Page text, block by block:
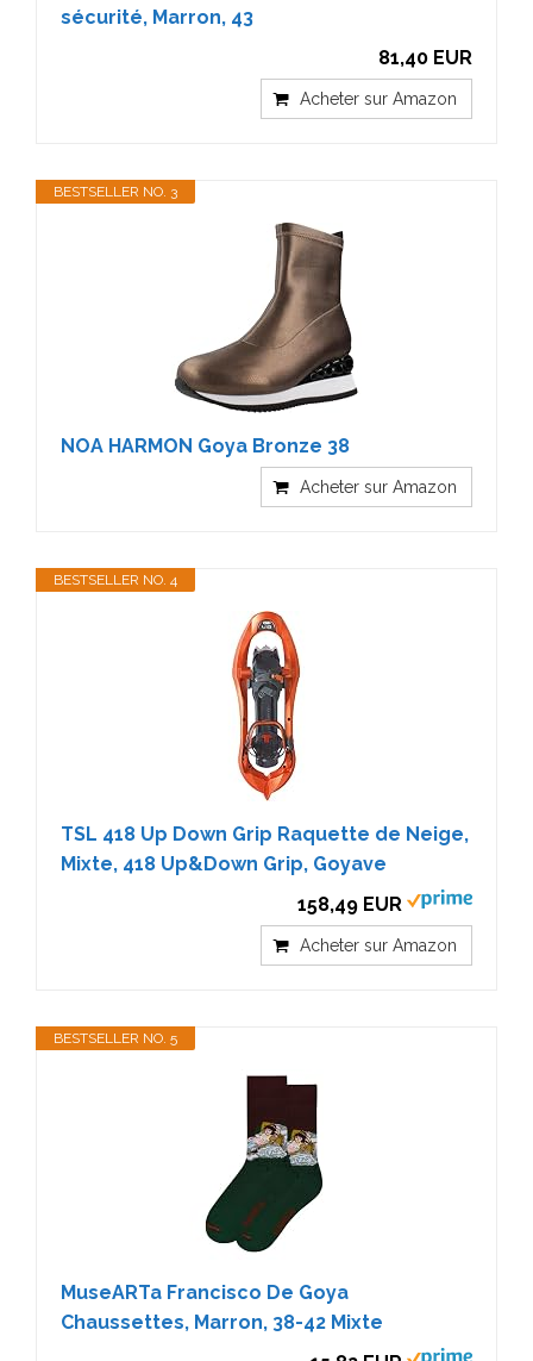
sécurité, Marron, 43
81,40 EUR
Acheter sur Amazon
BESTSELLER NO. 3
NOA HARMON Goya Bronze 38
Acheter sur Amazon
BESTSELLER NO. 4
TSL 418 Up Down Grip Raquette de Neige,
Mixte, 418 Up&Down Grip, Goyave
158,49 EUR
Acheter sur Amazon
BESTSELLER NO. 5
MuseARTa Francisco De Goya
Chaussettes, Marron, 38-42 Mixte